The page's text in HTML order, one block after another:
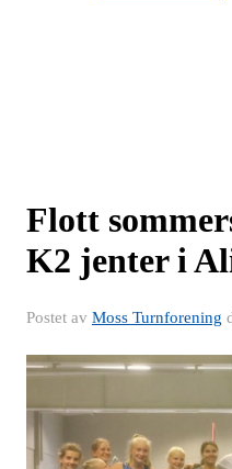
Flott
K2 jenter i
Postet av Moss Turnforening